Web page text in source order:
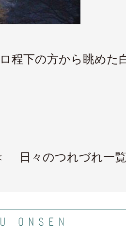
程下の方から眺めた
日々のつれづれ一